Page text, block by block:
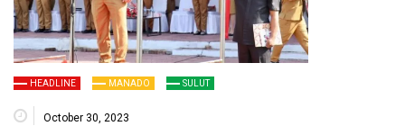
HEADLINE MANADO SULUT
October 30, 2023